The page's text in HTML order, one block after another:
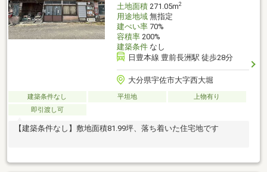
土地面積271.05m2
用途地域無指定
建ぺい率70%
容積率200%
建築条件なし
日豊本線 豊前長洲駅 徒歩28分
大分県宇佐市大字西大堀
建築条件なし 平坦地
上物有り
即引渡し可
【建築条件なし】敷地面積81.99坪、落ち着いた住宅地です